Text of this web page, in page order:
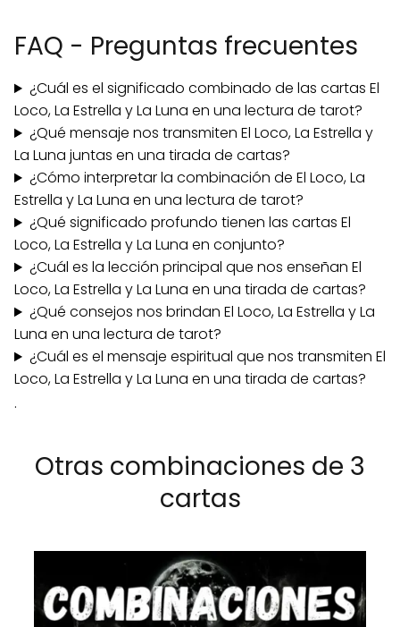
FAQ - Preguntas frecuentes
¿Cuál es el significado combinado de las cartas El
Loco, La Estrella y La Luna en una lectura de tarot?
¿Qué mensaje nos transmiten El Loco, La Estrella y
La Luna juntas en una tirada de cartas?
¿Cómo interpretar la combinación de El Loco, La
Estrella y La Luna en una lectura de tarot?
¿Qué significado profundo tienen las cartas El
Loco, La Estrella y La Luna en conjunto?
¿Cuál es la lección principal que nos enseñan El
Loco, La Estrella y La Luna en una tirada de cartas?
¿Qué consejos nos brindan El Loco, La Estrella y La
Luna en una lectura de tarot?
¿Cuál es el mensaje espiritual que nos transmiten El
Loco, La Estrella y La Luna en una tirada de cartas?
.
Otras combinaciones de 3
cartas